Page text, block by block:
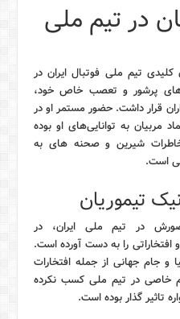
در تیم ملی
کلیدی تیم ملی فوتبال ایران در
پرشور و تعصب خاص خود،
قرار داشت. حضور مستمر او در
مربیان به توانایی‌های او بوده
شیرین و صحنه های به
است.
تیموریان
در تیم ملی ایران، در
را به دست آورده است.
جام جهانی از جمله افتخارات
خاصی در تیم ملی کسب نکرده
تاثیر گذار بوده است.